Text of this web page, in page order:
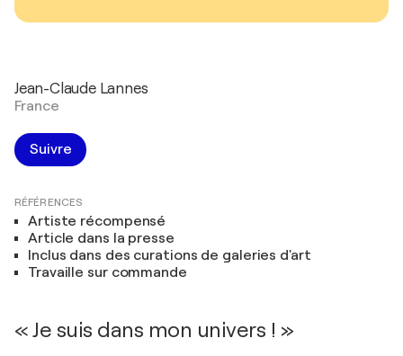
Jean-Claude Lannes
France
Suivre
RÉFÉRENCES
Artiste récompensé
Article dans la presse
Inclus dans des curations de galeries d'art
Travaille sur commande
« Je suis dans mon univers ! »